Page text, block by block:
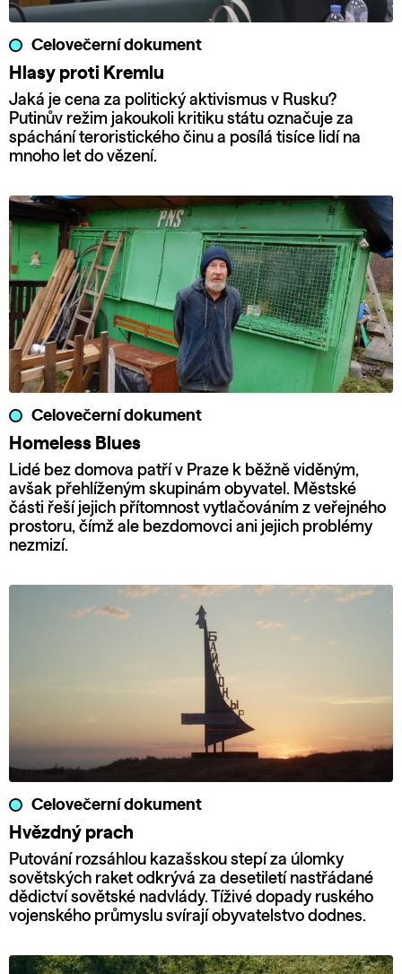
Celovečerní dokument
Hlasy proti Kremlu
Jaká je cena za politický aktivismus v Rusku?
Putinův režim jakoukoli kritiku státu označuje za
spáchání teroristického činu a posílá tisíce lidí na
mnoho let do vězení.
Celovečerní dokument
Homeless Blues
Lidé bez domova patří v Praze k běžně viděným,
avšak přehlíženým skupinám obyvatel. Městské
části řeší jejich přítomnost vytlačováním z veřejného
prostoru, čímž ale bezdomovci ani jejich problémy
nezmizí.
Celovečerní dokument
Hvězdný prach
Putování rozsáhlou kazašskou stepí za úlomky
sovětských raket odkrývá za desetiletí nastřádané
dědictví sovětské nadvlády. Tíživé dopady ruského
vojenského průmyslu svírají obyvatelstvo dodnes.